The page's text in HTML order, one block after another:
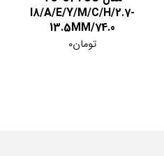
I8/A/E/Y/M/C/H/2.7-
13.5MM/74.0
تومان0